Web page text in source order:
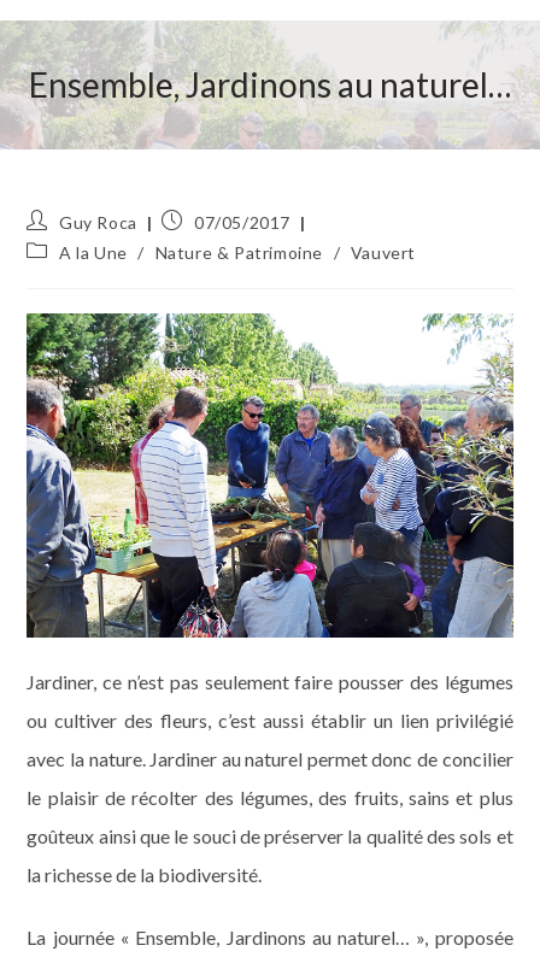
Ensemble, Jardinons au naturel…
Auteur/autrice
de
Guy Roca
Publication
publiée :
07/05/2017
PostA la Une / Nature & Patrimoine / Vauvert
Jardiner, ce n’est pas seulement faire pousser des légumes
ou cultiver des fleurs, c’est aussi établir un lien privilégié
avec la nature. Jardiner au naturel permet donc de concilier
le plaisir de récolter des légumes, des fruits, sains et plus
goûteux ainsi que le souci de préserver la qualité des sols et
la richesse de la biodiversité.
La journée « Ensemble, Jardinons au naturel… », proposée